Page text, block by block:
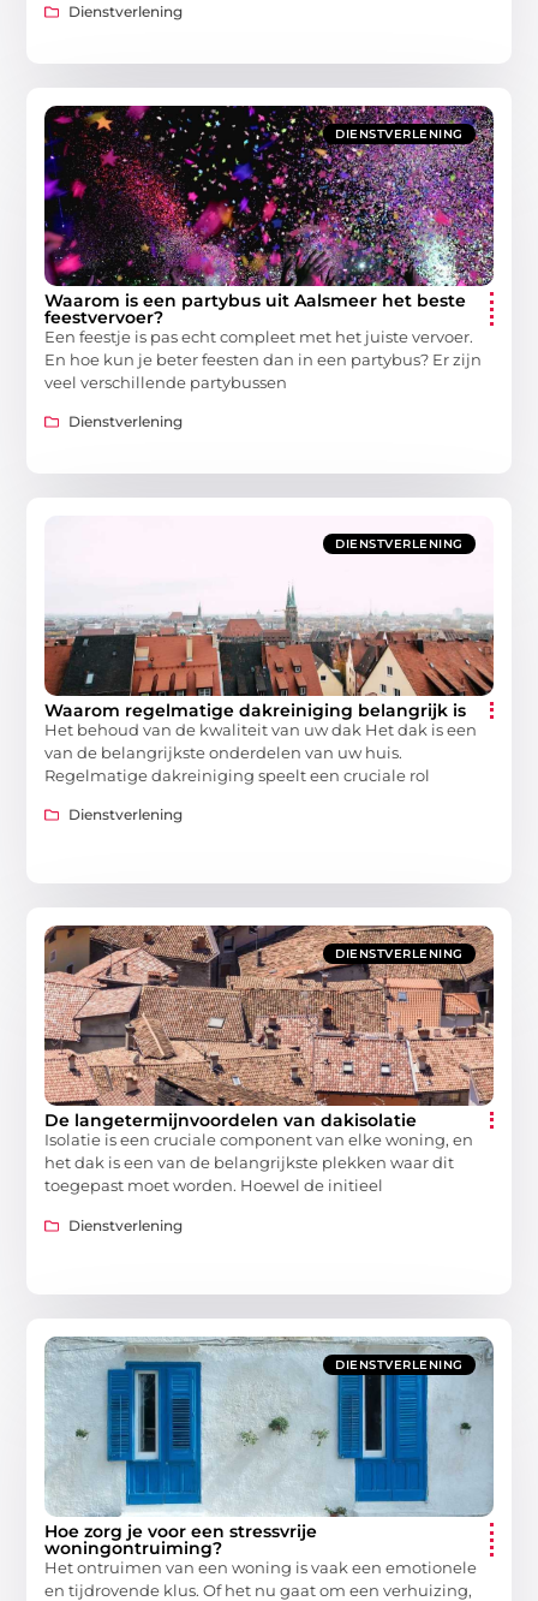
Dienstverlening
DIENSTVERLENING
Waarom is een partybus uit Aalsmeer het beste
feestvervoer?
Een feestje is pas echt compleet met het juiste vervoer.
En hoe kun je beter feesten dan in een partybus? Er zijn
veel verschillende partybussen
Dienstverlening
DIENSTVERLENING
Waarom regelmatige dakreiniging belangrijk is
Het behoud van de kwaliteit van uw dak Het dak is een
van de belangrijkste onderdelen van uw huis.
Regelmatige dakreiniging speelt een cruciale rol
Dienstverlening
DIENSTVERLENING
De langetermijnvoordelen van dakisolatie
Isolatie is een cruciale component van elke woning, en
het dak is een van de belangrijkste plekken waar dit
toegepast moet worden. Hoewel de initieel
Dienstverlening
DIENSTVERLENING
Hoe zorg je voor een stressvrije
woningontruiming?
Het ontruimen van een woning is vaak een emotionele
en tijdrovende klus. Of het nu gaat om een verhuizing,